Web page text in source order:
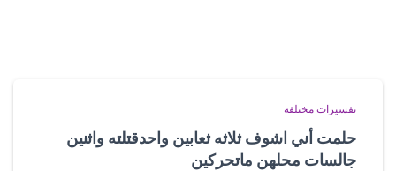
تفسيرات مختلفة
حلمت أني اشوف ثلاثه ثعابين واحدقتلته واثنين
جالسات محلهن ماتحركين